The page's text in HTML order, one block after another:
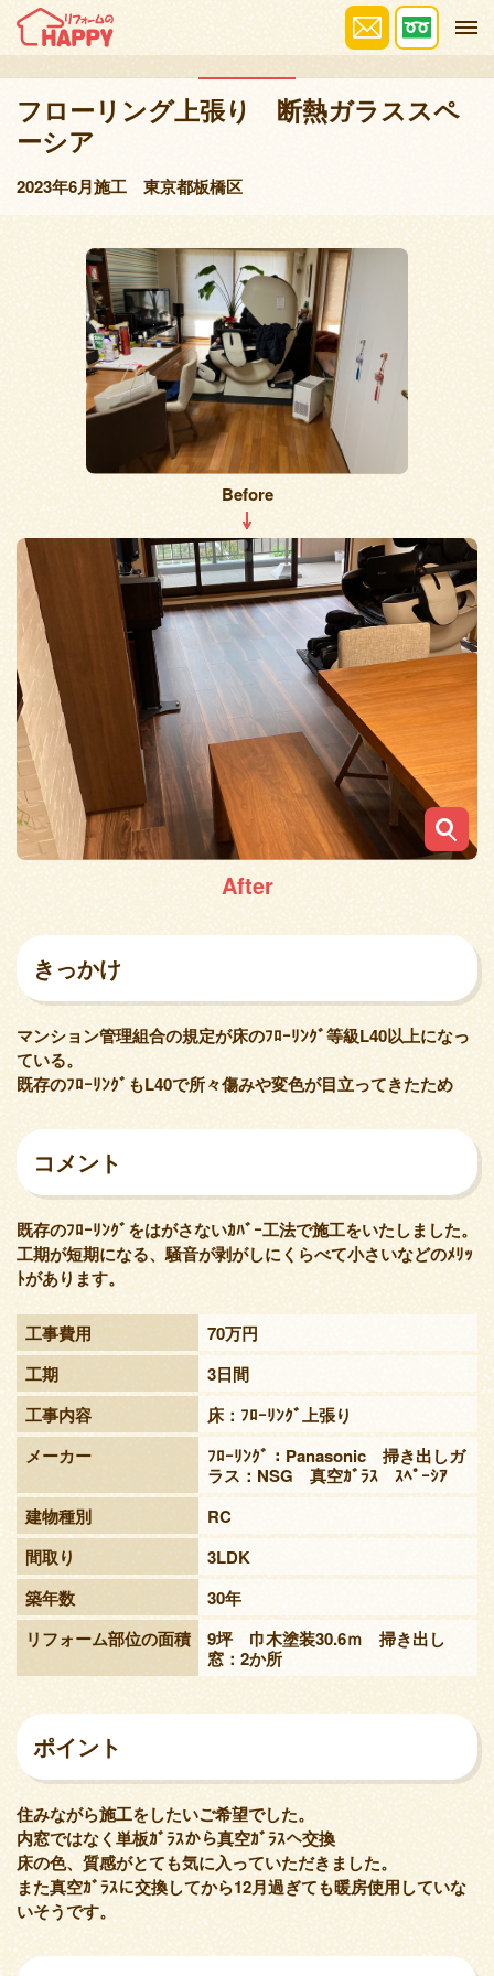
施工事例
フローリング上張り 断熱ガラススペ
ーシア
2023年6月施工 東京都板橋区
Before
After
きっかけ
マンション管理組合の規定が床のﾌﾛｰﾘﾝｸﾞ等級L40以上になっ
ている。
既存のﾌﾛｰﾘﾝｸﾞもL40で所々傷みや変色が目立ってきたため
コメント
既存のﾌﾛｰﾘﾝｸﾞをはがさないｶﾊﾞｰ工法で施工をいたしました。
工期が短期になる、騒音が剥がしにくらべて小さいなどのﾒﾘｯ
ﾄがあります。
工事費用
70万円
工期
3日間
工事内容
床：ﾌﾛｰﾘﾝｸﾞ上張り
メーカー
ﾌﾛｰﾘﾝｸﾞ：Panasonic 掃き出しガ
ラス：NSG 真空ｶﾞﾗｽ ｽﾍﾟｰｼｱ
建物種別
RC
間取り
3LDK
築年数
30年
リフォーム部位の面積
9坪 巾木塗装30.6ｍ 掃き出し
窓：2か所
ポイント
住みながら施工をしたいご希望でした。
内窓ではなく単板ｶﾞﾗｽから真空ｶﾞﾗｽへ交換
床の色、質感がとても気に入っていただきました。
また真空ｶﾞﾗｽに交換してから12月過ぎても暖房使用していな
いそうです。